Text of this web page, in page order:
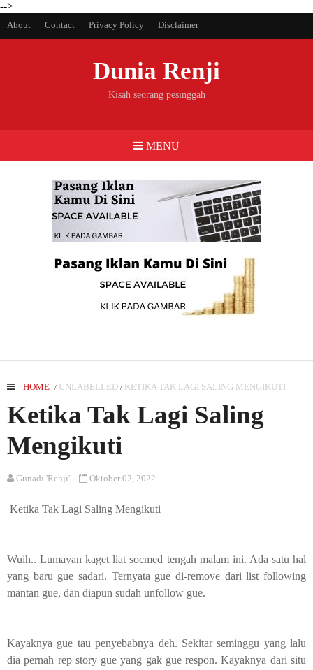
-->
About Contact Privacy Policy Disclaimer
Dunia Renji
Kisah seorang pesinggah
MENU
HOME / UNLABELLED / KETIKA TAK LAGI SALING MENGIKUTI
Ketika Tak Lagi Saling
Mengikuti
Gunadi 'Renji' Oktober 02, 2022
Ketika Tak Lagi Saling Mengikuti
Wuih.. Lumayan kaget liat socmed tengah malam ini. Ada satu hal
yang baru gue sadari. Ternyata gue di-remove dari list following
mantan gue, dan diapun sudah unfollow gue.
Kayaknya gue tau penyebabnya deh. Sekitar seminggu yang lalu
dia pernah rep story gue yang gak gue respon. Kayaknya dari situ